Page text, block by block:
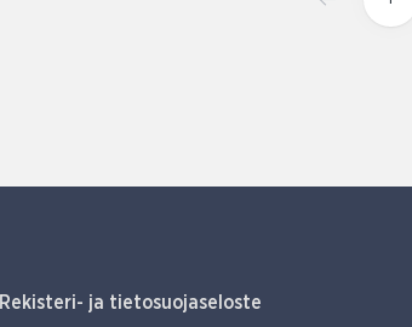
Rekisteri- ja tietosuojaseloste